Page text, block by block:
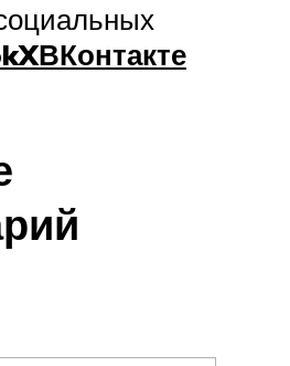
XВКонтакте